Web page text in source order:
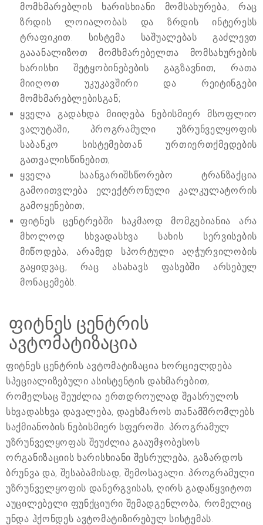
მომხმარებლის ხარისხიანი მომსახურება, რაც
ზრდის ლოიალობას და ზრდის ინტერესს
ტრაფიკით. სისტემა საშუალებას გაძლევთ
გააანალიზოთ მომხმარებელთა მომსახურების
ხარისხი შეტყობინებების გაგზავნით, რათა
მიიღოთ უკუკავშირი და რეიტინგები
მომხმარებლებისგან;
ყველა გადახდა მიიღება ნებისმიერ მსოფლიო
ვალუტაში, პროგრამული უზრუნველყოფის
საბანკო სისტემებთან ურთიერთქმედების
გათვალისწინებით;
ყველა საანგარიშსწორებო ტრანზაქცია
გამოითვლება ელექტრონული კალკულატორის
გამოყენებით;
ფიტნეს ცენტრებში საკმაოდ მომგებიანია არა
მხოლოდ სხვადასხვა სახის სერვისების
მიწოდება, არამედ სპორტული აღჭურვილობის
გაყიდვაც, რაც ასახავს ფასებში არსებულ
მონაცემებს.
ფიტნეს ცენტრის
ავტომატიზაცია
ფიტნეს ცენტრის ავტომატიზაცია ხორციელდება
სპეციალიზებული ასისტენტის დახმარებით,
რომელსაც შეუძლია ერთდროულად შეასრულოს
სხვადასხვა დავალება, დაეხმაროს თანამშრომლებს
საქმიანობის ნებისმიერ სფეროში. პროგრამულ
უზრუნველყოფას შეუძლია გააუმჯობესოს
ორგანიზაციის ხარისხიანი შესრულება, გაზარდოს
ბრუნვა და, შესაბამისად, შემოსავალი. პროგრამული
უზრუნველყოფის დანერგვისას, ღირს გადაწყვიტოთ
აუცილებელი ფუნქციური შემადგენლობა, რომელიც
უნდა ჰქონდეს ავტომატიზირებულ სისტემას.